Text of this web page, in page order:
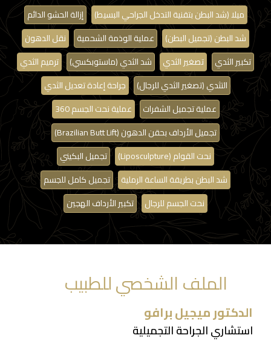
ميلا (شد البطن بتقنية التدخل الجراحي البسيط)
إزالة الحشو الدائم
شد البطن (تجميل البطن)
عملية الوذمة الشحمية
نقل الدهون
تكبير الثدي
تصغير الثدي شد الثدي (ماستوبكسي)
ترميم الثدي
التثدي (تصغير الثدي للرجال)
جراحة إعادة تعديل الثدي
عملية تجميل الشفرات
عملية نحت الجسم 360
تجميل الأرداف بحقن الدهون (Brazilian Butt Lift)
نحت القوام (Liposculpture)
تجميل البكيني
شد البطن بطريقة الساعة الرملية
تجميل كامل للجسم
نحت الجسم للرجال
تكبير الأرداف الهجين
الملف الشخصي للطبيب
الدكتور ميجيل برافو
استشاري الجراحة التجميلية